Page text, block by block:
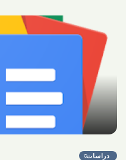
دراسات